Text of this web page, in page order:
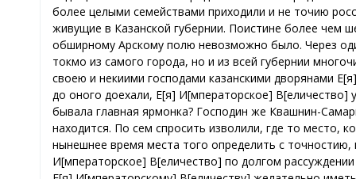
более целыми семействами приходили и не точию
живущие в Казанской губернии. Поистине более чем
обширному Арскому полю невозможно было. Через
токмо из самого города, но и из всей губернии
своею и некиими господами казанскими дворянами
до оного доехали, Е[я] И[мператорское] В[еличество]
бывала главная ярмонка? Господин же Квашнин-
находится. По сем спросить изволили, где то место,
нынешнее время места того определить с
И[мператорское] В[еличество] по долгом